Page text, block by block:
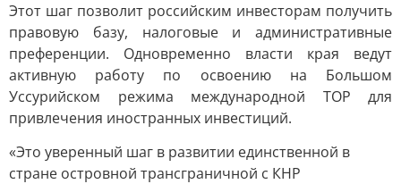
Этот шаг позволит российским инвесторам получить
правовую базу, налоговые и административные
преференции. Одновременно власти края ведут
активную работу по освоению на Большом
Уссурийском режима международной ТОР для
привлечения иностранных инвестиций.
«Это уверенный шаг в развитии единственной в
стране островной трансграничной с КНР